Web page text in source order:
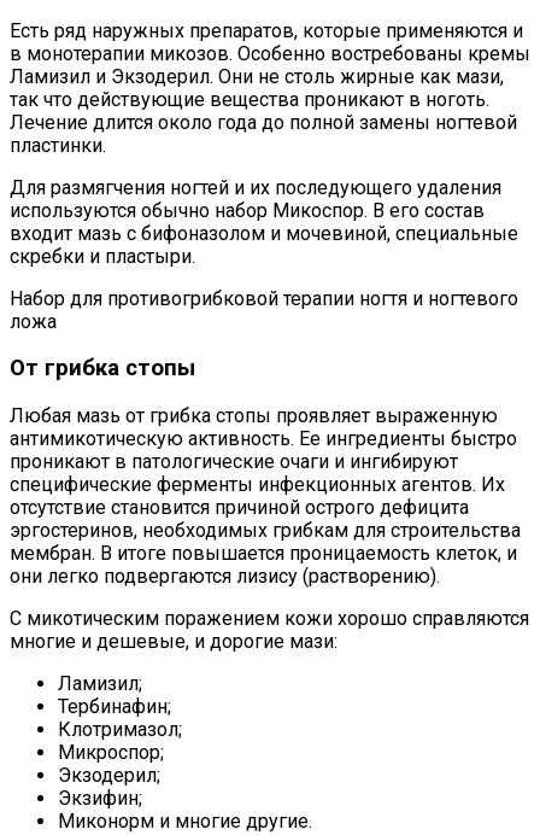
Есть ряд наружных препаратов, которые применяются и
в монотерапии микозов. Особенно востребованы кремы
Ламизил и Экзодерил. Они не столь жирные как мази,
так что действующие вещества проникают в ноготь.
Лечение длится около года до полной замены ногтевой
пластинки.
Для размягчения ногтей и их последующего удаления
используются обычно набор Микоспор. В его состав
входит мазь с бифоназолом и мочевиной, специальные
скребки и пластыри.
Набор для противогрибковой терапии ногтя и ногтевого
ложа
От грибка стопы
Любая мазь от грибка стопы проявляет выраженную
антимикотическую активность. Ее ингредиенты быстро
проникают в патологические очаги и ингибируют
специфические ферменты инфекционных агентов. Их
отсутствие становится причиной острого дефицита
эргостеринов, необходимых грибкам для строительства
мембран. В итоге повышается проницаемость клеток, и
они легко подвергаются лизису (растворению).
С микотическим поражением кожи хорошо справляются
многие и дешевые, и дорогие мази:
Ламизил;
Тербинафин;
Клотримазол;
Микроспор;
Экзодерил;
Экзифин;
Миконорм и многие другие.